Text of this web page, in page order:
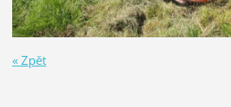
« Zpět